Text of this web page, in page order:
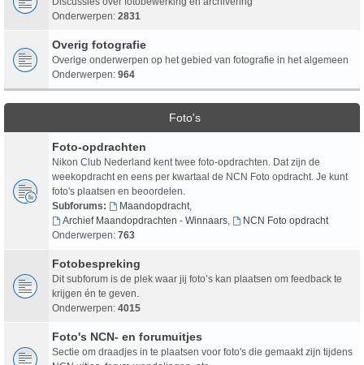
Onderwerpen: 2831
Overig fotografie
Overige onderwerpen op het gebied van fotografie in het algemeen
Onderwerpen: 964
Foto's
Foto-opdrachten
Nikon Club Nederland kent twee foto-opdrachten. Dat zijn de
weekopdracht en eens per kwartaal de NCN Foto opdracht. Je kunt
foto's plaatsen en beoordelen.
Subforums:
Maandopdracht,
Archief Maandopdrachten - Winnaars,
NCN Foto opdracht
Onderwerpen: 763
Fotobespreking
Dit subforum is de plek waar jij foto’s kan plaatsen om feedback te
krijgen én te geven.
Onderwerpen: 4015
Foto's NCN- en forumuitjes
Sectie om draadjes in te plaatsen voor foto's die gemaakt zijn tijdens